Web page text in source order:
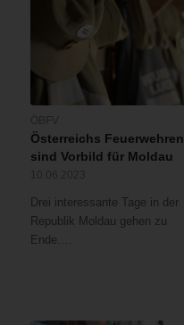
Österreichs Feuerwehren
sind Vorbild für Moldau
Drei interessante Tage in der
Republik Moldau gehen zu
Ende.…